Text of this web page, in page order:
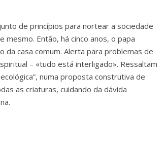
de princípios para nortear a sociedade
Então, há cinco anos, o papa
da casa comum. Alerta para problemas de
– «tudo está interligado». Ressaltam
numa proposta construtiva de
as criaturas, cuidando da dávida